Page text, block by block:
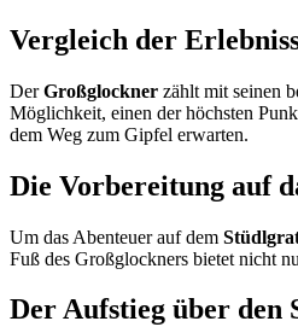
Vergleich der
DerGroßglockner zählt mit seinen
Möglichkeit, einen der höchsten
dem Weg zum Gipfel erwarten.
Die Vorbereitung auf
Um das Abenteuer auf dem
Fuß des Großglockners bietet nicht
Der Aufstieg über den